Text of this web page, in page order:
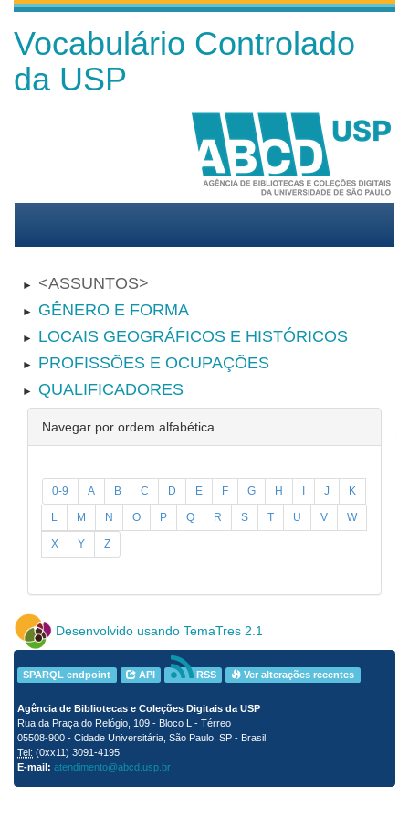
Vocabulário Controlado
da USP
► ASSUNTOS
► GÊNERO E FORMA
► LOCAIS GEOGRÁFICOS E HISTÓRICOS
► PROFISSÕES E OCUPAÇÕES
► QUALIFICADORES
Navegar por ordem alfabética
0-9 A B C D E F G H I J K
L M N O P Q R S T U V W
X Y Z
Desenvolvido usando TemaTres 2.1
SPARQL endpoint API RSS Ver alterações recentes
Agência de Bibliotecas e Coleções Digitais da USP
Rua da Praça do Relógio, 109 - Bloco L - Térreo
05508-900 - Cidade Universitária, São Paulo, SP - Brasil
Tel: (0xx11) 3091-4195
E-mail: atendimento@abcd.usp.br